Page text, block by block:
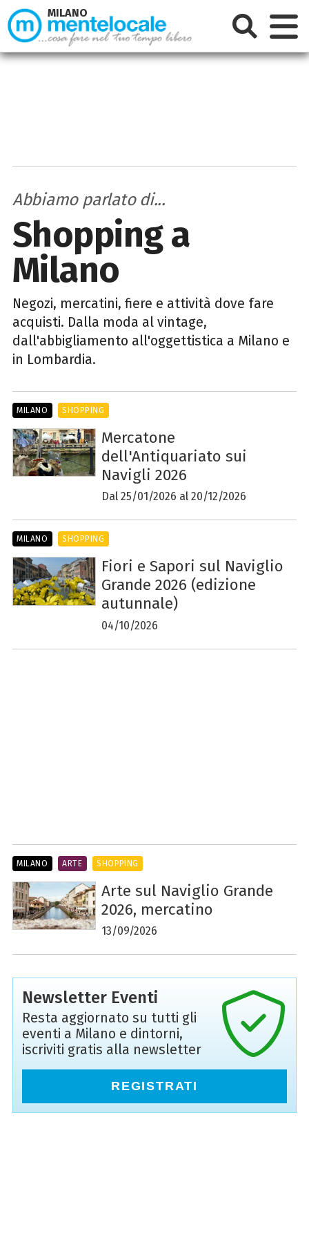
Shopping a
Milano
Abbiamo parlato di...
Negozi, mercatini, fiere e attività dove fare
acquisti. Dalla moda al vintage,
dall'abbigliamento all'oggettistica a Milano e
in Lombardia.
Mercatone
dell'Antiquariato sui
Navigli 2026
Dal 25/01/2026 al 20/12/2026
MILANO SHOPPING
Fiori e Sapori sul Naviglio
Grande 2026 (edizione
autunnale)
04/10/2026
MILANO SHOPPING
Arte sul Naviglio Grande
2026, mercatino
13/09/2026
MILANO ARTE SHOPPING
Newsletter Eventi
Resta aggiornato su tutti gli
eventi a Milano e dintorni,
iscriviti gratis alla newsletter
REGISTRATI
MILANO